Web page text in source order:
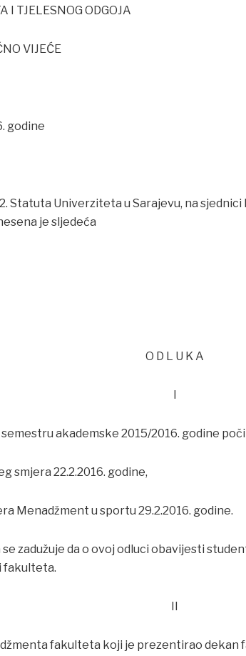
I TJELESNOG ODGOJA
VIJEĆE
godine
Statuta Univerziteta u Sarajevu, na
O D L U K A
I
akademske 2015/2016. godine
smjera 22.2.2016. godine,
Menadžment u sportu 29.2.2016. godine.
zadužuje da o ovoj odluci obavijesti
fakulteta.
II
fakulteta koji je prezentirao dekan